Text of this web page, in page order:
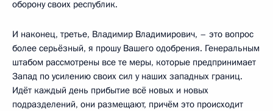
оборону своих республик.
И наконец, третье, Владимир Владимирович, – это вопрос
более серьёзный, я прошу Вашего одобрения. Генеральным
штабом рассмотрены все те меры, которые предпринимает
Запад по усилению своих сил у наших западных границ.
Идёт каждый день прибытие всё новых и новых
подразделений, они размещают, причём это происходит